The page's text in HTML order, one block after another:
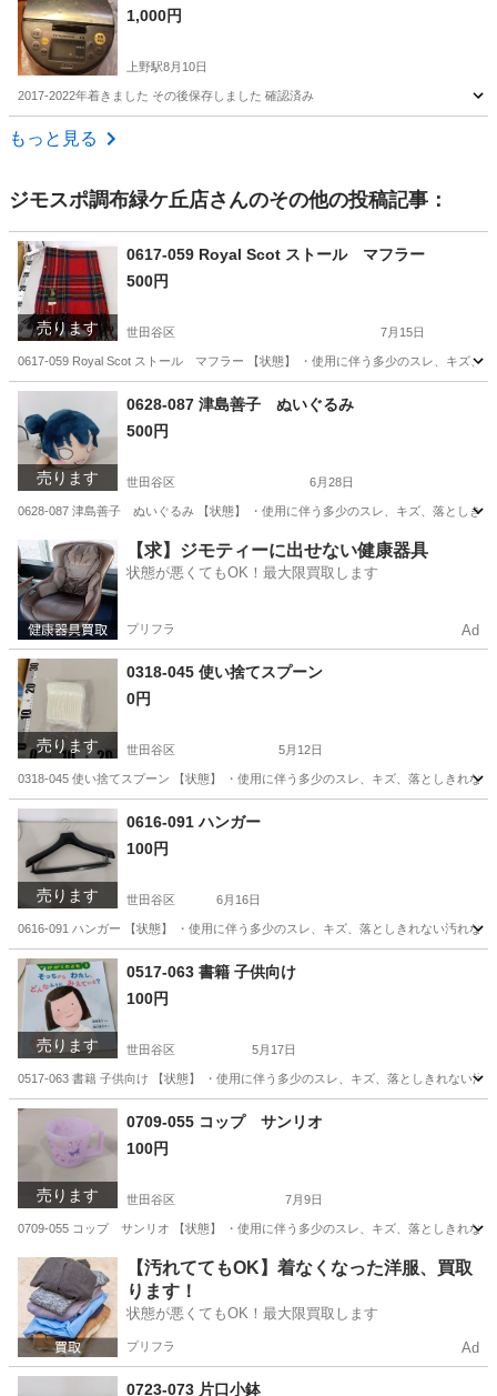
1,000円
上野駅8月10日
2017-2022年着きました その後保存しました 確認済み
東京 台東区
もっと見る
ジモスポ調布緑ケ丘店さんのその他の投稿記事：
売ります
0617-059 Royal Scot ストール マフラー
500円
世田谷区 7月15日
0617-059 Royal Scot ストール マフラー 【状態】 ・使用に伴う多少のスレ、キズ、
現地
売ります
0628-087 津島善子 ぬいぐるみ
500円
世田谷区 6月28日
0628-087 津島善子 ぬいぐるみ 【状態】 ・使用に伴う多少のスレ、キズ、落としき
東京 世田谷区 おもちゃ 現地
【求】ジモティーに出せない健康器具
状態が悪くてもOK！最大限買取します
プリフラ Ad
売ります
0318-045 使い捨てスプーン
0円
世田谷区 5月12日
0318-045 使い捨てスプーン 【状態】 ・使用に伴う多少のスレ、キズ、落としきれ
現地
売ります
0616-091 ハンガー
100円
世田谷区 6月16日
0616-091 ハンガー 【状態】 ・使用に伴う多少のスレ、キズ、落としきれない汚れ
東京 世田谷区 洗濯用品 現地
売ります
0517-063 書籍 子供向け
100円
世田谷区 5月17日
0517-063 書籍 子供向け 【状態】 ・使用に伴う多少のスレ、キズ、落としきれない
現地
売ります
0709-055 コップ サンリオ
100円
世田谷区 7月9日
0709-055 コップ サンリオ 【状態】 ・使用に伴う多少のスレ、キズ、落としきれな
東京 世田谷区 食器 サンリオ
【汚れててもOK】着なくなった洋服、買取
ります！
状態が悪くてもOK！最大限買取します
プリフラ Ad
0723-073 片口小鉢